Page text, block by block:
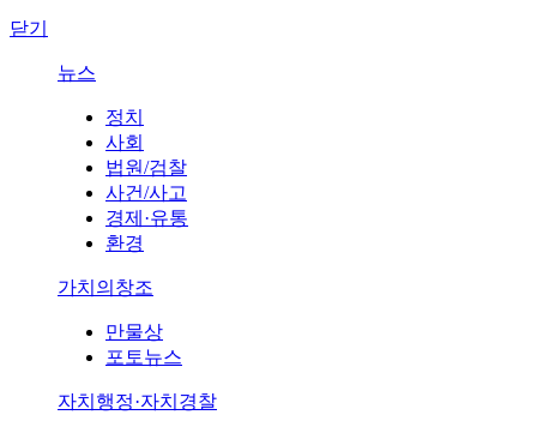
닫기
뉴스
정치
사회
법원/검찰
사건/사고
경제·유통
환경
가치의창조
만물상
포토뉴스
자치행정·자치경찰